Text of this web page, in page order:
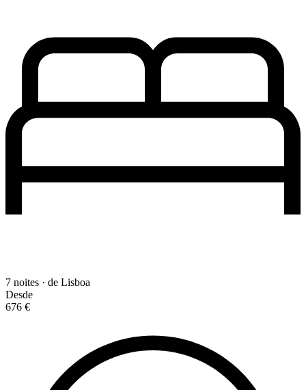
7 noites · de Lisboa
Desde
676 €